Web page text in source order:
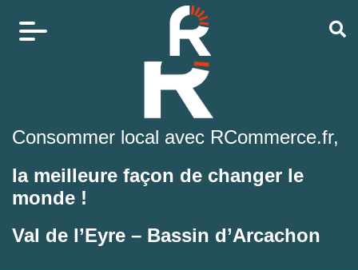
Consommer local avec RCommerce.fr,
la meilleure façon de changer le
monde !
Val de l’Eyre – Bassin d’Arcachon